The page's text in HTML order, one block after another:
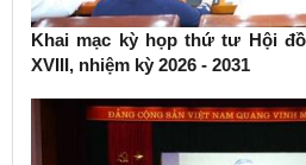
Khai mạc kỳ họp thứ tư Hội
XVIII, nhiệm kỳ 2026 - 2031